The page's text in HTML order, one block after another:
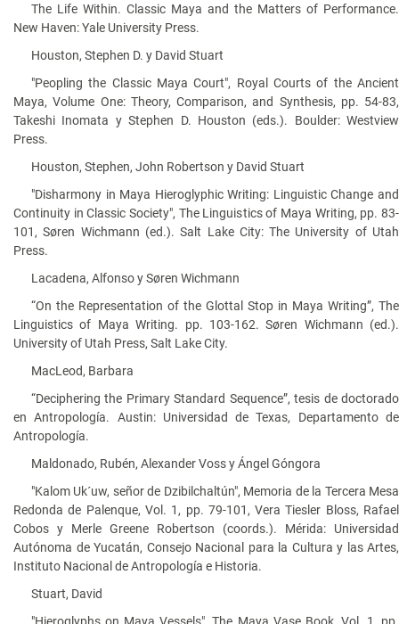
The Life Within. Classic Maya and the Matters of Performance.
New Haven: Yale University Press.
Houston, Stephen D. y David Stuart
"Peopling the Classic Maya Court", Royal Courts of the Ancient
Maya, Volume One: Theory, Comparison, and Synthesis, pp. 54-83,
Takeshi Inomata y Stephen D. Houston (eds.). Boulder: Westview
Press.
Houston, Stephen, John Robertson y David Stuart
"Disharmony in Maya Hieroglyphic Writing: Linguistic Change and
Continuity in Classic Society", The Linguistics of Maya Writing, pp. 83-
101, Søren Wichmann (ed.). Salt Lake City: The University of Utah
Press.
Lacadena, Alfonso y Søren Wichmann
“On the Representation of the Glottal Stop in Maya Writing”, The
Linguistics of Maya Writing. pp. 103-162. Søren Wichmann (ed.).
University of Utah Press, Salt Lake City.
MacLeod, Barbara
“Deciphering the Primary Standard Sequence”, tesis de doctorado
en Antropología. Austin: Universidad de Texas, Departamento de
Antropología.
Maldonado, Rubén, Alexander Voss y Ángel Góngora
"Kalom Uk´uw, señor de Dzibilchaltún", Memoria de la Tercera Mesa
Redonda de Palenque, Vol. 1, pp. 79-101, Vera Tiesler Bloss, Rafael
Cobos y Merle Greene Robertson (coords.). Mérida: Universidad
Autónoma de Yucatán, Consejo Nacional para la Cultura y las Artes,
Instituto Nacional de Antropología e Historia.
Stuart, David
"Hieroglyphs on Maya Vessels", The Maya Vase Book, Vol. 1, pp.